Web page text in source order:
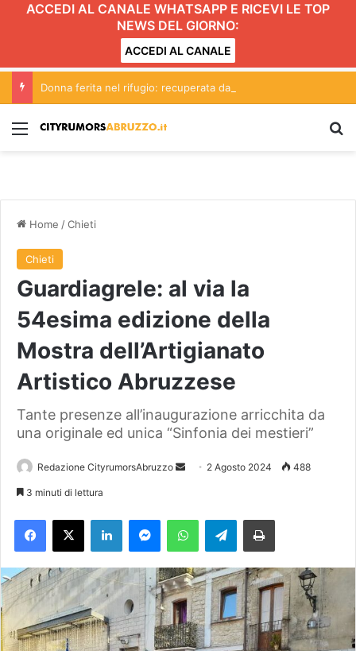
ACCEDI AL CANALE WHATSAPP E RICEVI LE TOP
NEWS DEL GIORNO:
ACCEDI AL CANALE
Donna ferita nel rifugio: recuperata dal soccorso alpino
Menu
Home /Chieti
Chieti
Guardiagrele: al via la
54esima edizione della
Mostra dell’Artigianato
Artistico Abruzzese
Tante presenze all’inaugurazione arricchita da
una originale ed unica “Sinfonia dei mestieri”
Redazione CityrumorsAbruzzo
a
n
'
e
m
2 Agosto 2024 488
3 minuti di lettura
Telegram